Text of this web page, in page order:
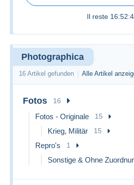
Il reste
Photographica
16 Artikel gefunden Alle Artikel
Fotos 16
Fotos - Originale 15
Krieg, Militär 15
Repro's 1
Sonstige & Ohne